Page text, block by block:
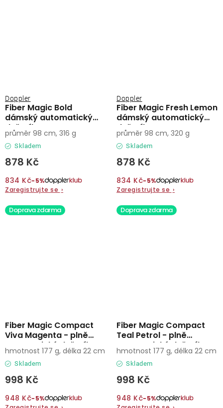
Fiber Magic Bold
dámský automatický
deštník
Doppler
Skladem
878 Kč
834 Kč−5%
Zaregistrujte se ›
průměr 98 cm, 316 g
Fiber Magic Fresh Lemon
dámský automatický
deštník
Doppler
Skladem
878 Kč
834 Kč−5%
Zaregistrujte se ›
průměr 98 cm, 320 g
Doprava zdarma
Fiber Magic Compact
Viva Magenta - plně
automatický deštník
Skladem
998 Kč
948 Kč−5%
hmotnost 177 g, délka 22 cm
Doprava zdarma
Fiber Magic Compact
Teal Petrol - plně
automatický deštník
Skladem
998 Kč
948 Kč−5%
hmotnost 177 g, délka 22 cm